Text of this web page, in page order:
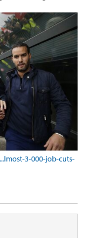
3-000-job-cuts-